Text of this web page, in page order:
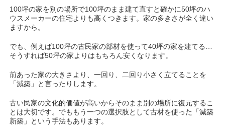
100坪の家を別の場所で100坪のまま建て直すと確かに50坪のハ
ウスメーカーの住宅よりも高くつきます。家の多きさが全く違い
ますから。
でも、例えば100坪の古民家の部材を使って40坪の家を建てる…
そうすれば50坪の家よりはもちろん安くなります。
前あった家の大きさより、一回り、二回り小さく立てることを
「減築」と言ったりします。
古い民家の文化的価値が高いからそのまま別の場所に復元するこ
とは大切です。でももう一つの選択肢として古材を使った「減築
新築」という手法もあります。